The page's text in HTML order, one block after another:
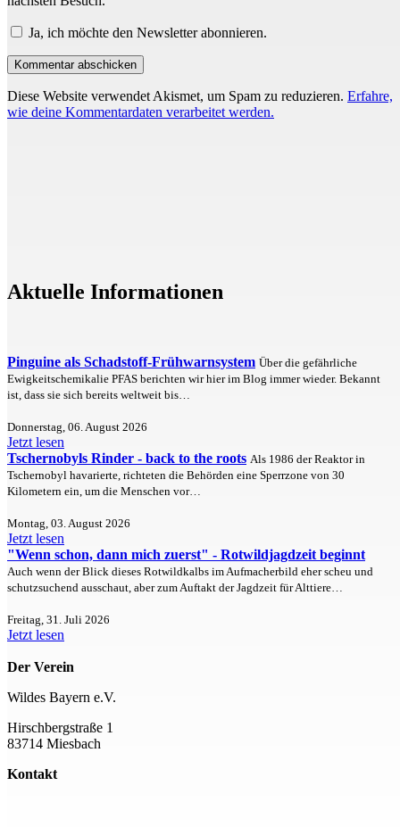
Ja, ich möchte den Newsletter abonnieren.
Diese Website verwendet Akismet, um Spam zu reduzieren. Erfahre,
wie deine Kommentardaten verarbeitet werden.
Aktuelle Informationen
Pinguine als Schadstoff-Frühwarnsystem Über die gefährliche
Ewigkeitschemikalie PFAS berichten wir hier im Blog immer wieder. Bekannt
ist, dass sie sich bereits weltweit bis…
Donnerstag, 06. August 2026
Jetzt lesen
Tschernobyls Rinder - back to the roots Als 1986 der Reaktor in
Tschernobyl havarierte, richteten die Behörden eine Sperrzone von 30
Kilometern ein, um die Menschen vor…
Montag, 03. August 2026
Jetzt lesen
"Wenn schon, dann mich zuerst" - Rotwildjagdzeit beginnt
Auch wenn der Blick dieses Rotwildkalbs im Aufmacherbild eher scheu und
schutzsuchend ausschaut, aber zum Auftakt der Jagdzeit für Alttiere…
Freitag, 31. Juli 2026
Jetzt lesen
Der Verein
Wildes Bayern e.V.
Hirschbergstraße 1
83714 Miesbach
Kontakt